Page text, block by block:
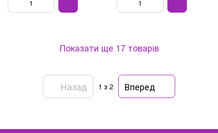
Показати ще 17 товарів
Назад 1 з 2 Вперед